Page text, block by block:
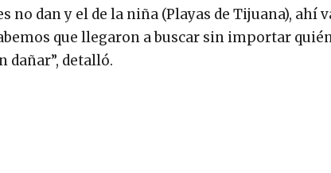
no dan y el de la niña (Playas de Tijuana), ahí
que llegaron a buscar sin importar
dañar”, detalló.